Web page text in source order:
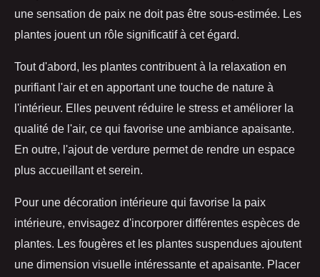
une sensation de paix ne doit pas être sous-estimée. Les
plantes jouent un rôle significatif à cet égard.
Tout d'abord, les plantes contribuent à la relaxation en
purifiant l'air et en apportant une touche de nature à
l'intérieur. Elles peuvent réduire le stress et améliorer la
qualité de l'air, ce qui favorise une ambiance apaisante.
En outre, l'ajout de verdure permet de rendre un espace
plus accueillant et serein.
Pour une décoration intérieure qui favorise la paix
intérieure, envisagez d'incorporer différentes espèces de
plantes. Les fougères et les plantes suspendues ajoutent
une dimension visuelle intéressante et apaisante. Placer